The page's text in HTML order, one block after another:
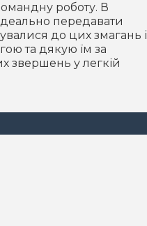
роботу. В
передавати
до цих змагань і
та дякую їм за
звершень у легкій